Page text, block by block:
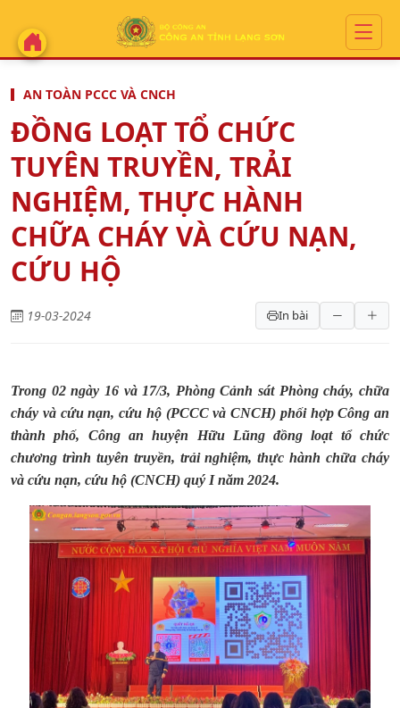
AN TOÀN PCCC VÀ CNCH
ĐỒNG LOẠT TỔ CHỨC
TUYÊN TRUYỀN, TRẢI
NGHIỆM, THỰC HÀNH
CHỮA CHÁY VÀ CỨU NẠN,
CỨU HỘ
19-03-2024 In bài
Trong 02 ngày 16 và 17/3, Phòng Cảnh sát Phòng cháy, chữa
cháy và cứu nạn, cứu hộ (PCCC và CNCH) phối hợp Công an
thành phố, Công an huyện Hữu Lũng đồng loạt tổ chức
chương trình tuyên truyền, trải nghiệm, thực hànhchữa cháy
và cứu nạn, cứu hộ (CNCH) quý I năm 2024.